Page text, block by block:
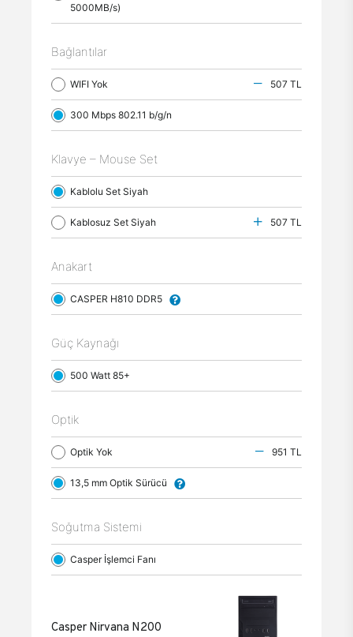
5000MB/s)
Bağlantılar
WIFI Yok 507 TL
300 Mbps 802.11 b/g/n
Klavye – Mouse Set
Kablolu Set Siyah
Kablosuz Set Siyah 507 TL
Anakart
CASPER H810 DDR5
Güç Kaynağı
500 Watt 85+
Optik
Optik Yok 951 TL
13,5 mm Optik Sürücü
Soğutma Sistemi
Casper İşlemci Fanı
Casper Nirvana N200